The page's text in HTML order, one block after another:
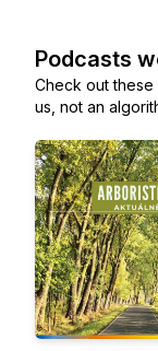
Podcasts
Check out
us, not an